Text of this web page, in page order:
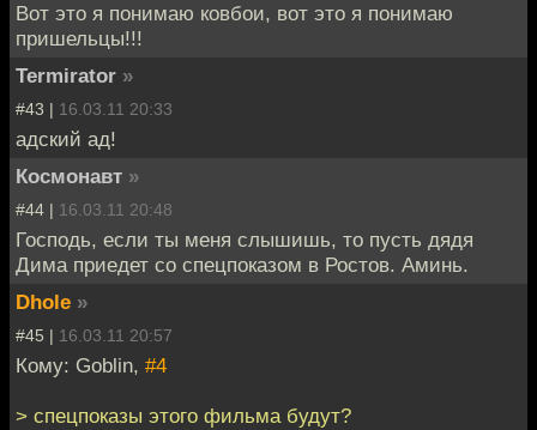
Вот это я понимаю ковбои, вот это я понимаю
пришельцы!!!
Termirator »
#43 | 16.03.11 20:33
адский ад!
Космонавт »
#44 | 16.03.11 20:48
Господь, если ты меня слышишь, то пусть дядя
Дима приедет со спецпоказом в Ростов. Аминь.
Dhole »
#45 | 16.03.11 20:57
Кому: Goblin, #4
> спецпоказы этого фильма будут?